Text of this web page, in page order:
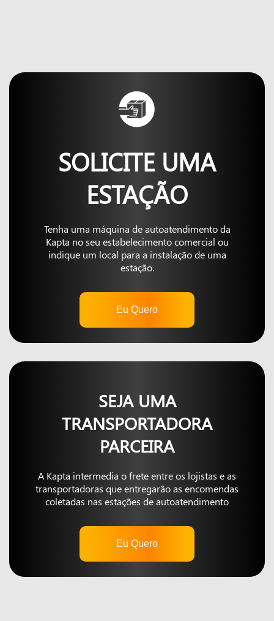
SOLICITE UMA
ESTAÇÃO
Tenha uma máquina de autoatendimento da
Kapta no seu estabelecimento comercial ou
indique um local para a instalação de uma
estação.
Eu Quero
SEJA UMA
TRANSPORTADORA
PARCEIRA
A Kapta intermedia o frete entre os lojistas e as
transportadoras que entregarão as encomendas
coletadas nas estações de autoatendimento
Eu Quero